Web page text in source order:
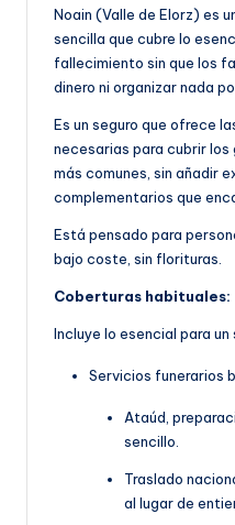
Noain (Valle de Elorz) es
sencilla que cubre lo
fallecimiento sin que los
dinero ni organizar nada
Es un seguro que ofrece
necesarias para cubrir
más comunes, sin añadir
complementarios que
Está pensado para
bajo coste, sin florituras.
Coberturas habituales:
Incluye lo esencial para un
Servicios funerarios
Ataúd,
sencillo.
Traslado
al lugar de